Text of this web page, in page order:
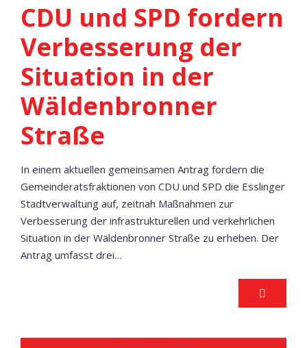
CDU und SPD fordern
Verbesserung der
Situation in der
Wäldenbronner
Straße
In einem aktuellen gemeinsamen Antrag fordern die
Gemeinderatsfraktionen von CDU und SPD die Esslinger
Stadtverwaltung auf, zeitnah Maßnahmen zur
Verbesserung der infrastrukturellen und verkehrlichen
Situation in der Wäldenbronner Straße zu erheben. Der
Antrag umfasst drei…